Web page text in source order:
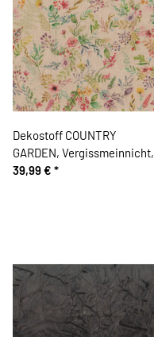
Dekostoff COUNTRY
GARDEN, Vergissmeinnicht,
Clarke & Clarke
39,99 € *